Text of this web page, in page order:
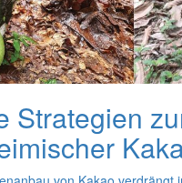
Strategien